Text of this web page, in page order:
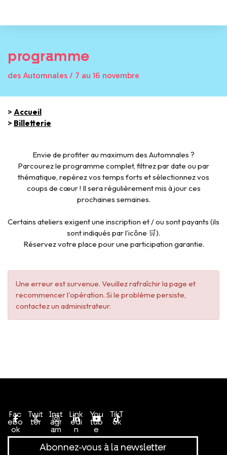
programme
des Automnales / 7 au 16 novembre
> Accueil
> Billetterie
Envie de profiter au maximum des Automnales ?
Parcourez le programme complet, filtrez par date ou par
thématique, repérez vos temps forts et sélectionnez vos
coups de cœur ! Il sera régulièrement mis à jour ces
prochaines semaines.
Certains ateliers exigent une inscription et / ou sont payants (ils
sont indiqués par l’icône 🛒).
Réservez votre place pour une participation garantie.
Une erreur est survenue. Veuillez rafraîchir la page et
recommencer l'opération. Si le problème persiste,
contactez un administrateur.
Fac
ebo
ok
Twit
ter
Inst
agr
am
Link
edi
n
You
tub
e
TikT
ok
Abonnez-vous à la newsletter